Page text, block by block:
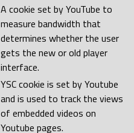
A cookie set by YouTube to
measure bandwidth that
determines whether the user
gets the new or old player
interface.
YSC cookie is set by Youtube
and is used to track the views
of embedded videos on
Youtube pages.